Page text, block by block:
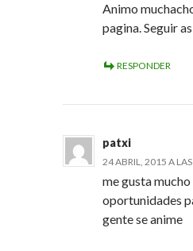
Animo
pagina. Seguir
RESPONDER
patxi
24 ABRIL, 2015 A
me gusta
oportunidades
gente se anime